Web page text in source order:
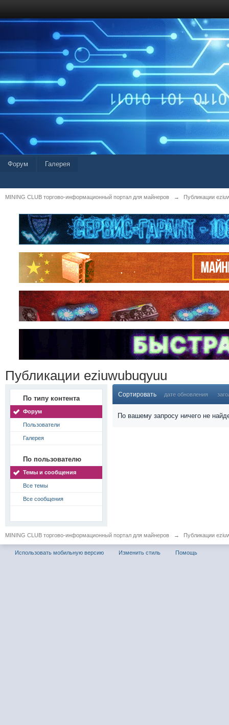
Форум Галерея
MINING CLUB торгово-информационный портал для майнеров → Публикации
Публикации eziuwubuqyuu
По типу контента
Форум
Пользователи
Галерея
По пользователю
Темы и сообщения
Все темы
Все сообщения
Сортировать дате обновления
По вашему запросу ничего не
MINING CLUB торгово-информационный портал для майнеров → Публикации
Использовать мобильную версию Изменить стиль Помощь